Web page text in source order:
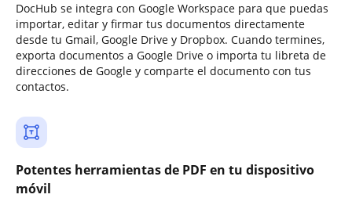
DocHub se integra con Google Workspace para que puedas
importar, editar y firmar tus documentos directamente
desde tu Gmail, Google Drive y Dropbox. Cuando termines,
exporta documentos a Google Drive o importa tu libreta de
direcciones de Google y comparte el documento con tus
contactos.
Potentes herramientas de PDF en tu dispositivo
móvil